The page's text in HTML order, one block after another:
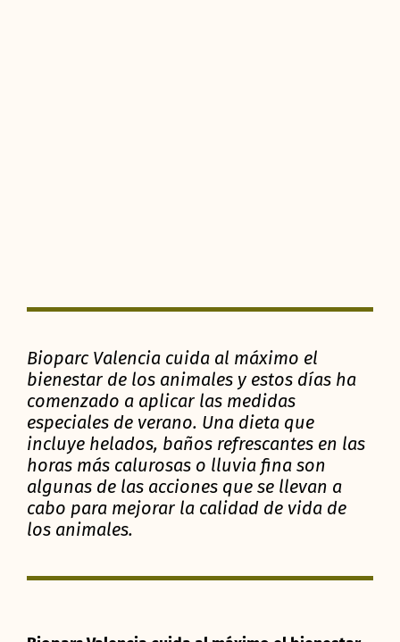
Bioparc Valencia cuida al máximo el
bienestar de los animales y estos días ha
comenzado a aplicar las medidas
especiales de verano. Una dieta que
incluye helados, baños refrescantes en las
horas más calurosas o lluvia fina son
algunas de las acciones que se llevan a
cabo para mejorar la calidad de vida de
los animales.